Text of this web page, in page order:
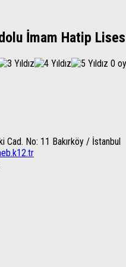
İmam Hatip
0 oy
Cad. No: 11 Bakırköy / İstanbul